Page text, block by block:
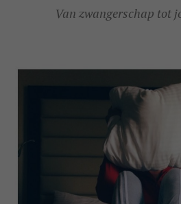
Van zwangerschap tot